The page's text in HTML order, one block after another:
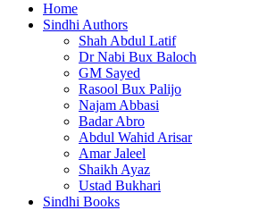
Home
Sindhi Authors
Shah Abdul Latif
Dr Nabi Bux Baloch
GM Sayed
Rasool Bux Palijo
Najam Abbasi
Badar Abro
Abdul Wahid Arisar
Amar Jaleel
Shaikh Ayaz
Ustad Bukhari
Sindhi Books